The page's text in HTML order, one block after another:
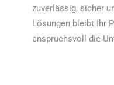
zuverlässig, sicher
Lösungen bleibt Ihr
anspruchsvoll die